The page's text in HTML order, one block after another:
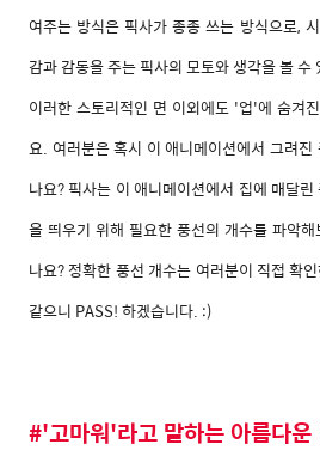
여주는 방식은 픽사가 종종 쓰는 방식으로,
감과 감동을 주는 픽사의 모토와 생각을 볼 수
이러한 스토리적인 면 이외에도 '업'에 숨겨
요. 여러분은 혹시 이 애니메이션에서 그려
나요? 픽사는 이 애니메이션에서 집에 매달
을 띄우기 위해 필요한 풍선의 개수를 파악
나요? 정확한 풍선 개수는 여러분이 직접 확
같으니 PASS! 하겠습니다. :)
#'고마워'라고 말하는 아름다